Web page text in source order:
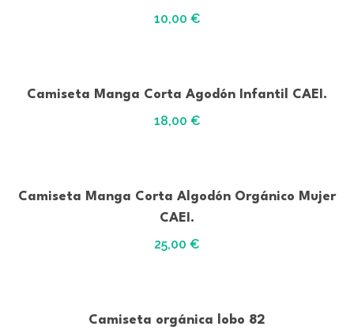
10,00 €
Camiseta Manga Corta Agodón Infantil CAEI.
18,00 €
Camiseta Manga Corta Algodón Orgánico Mujer
CAEI.
25,00 €
Camiseta orgánica lobo 82